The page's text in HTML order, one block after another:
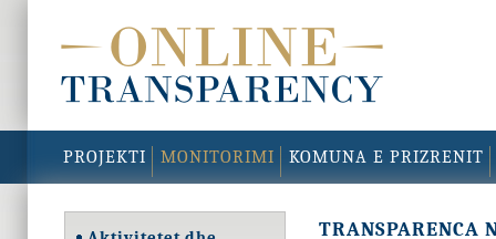
PROJEKTI MONITORIMI KOMUNA E PRIZRENIT
TRANSPARENCA